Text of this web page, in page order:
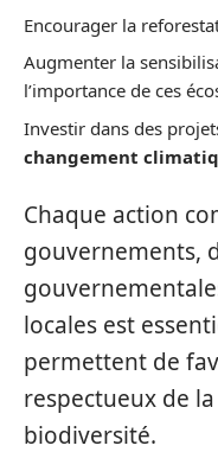
Encourager la
Augmenter la
l’importance de ces
Investir dans des
changement
Chaque action
gouvernements,
locales est
permettent de
respectueux de
biodiversité.